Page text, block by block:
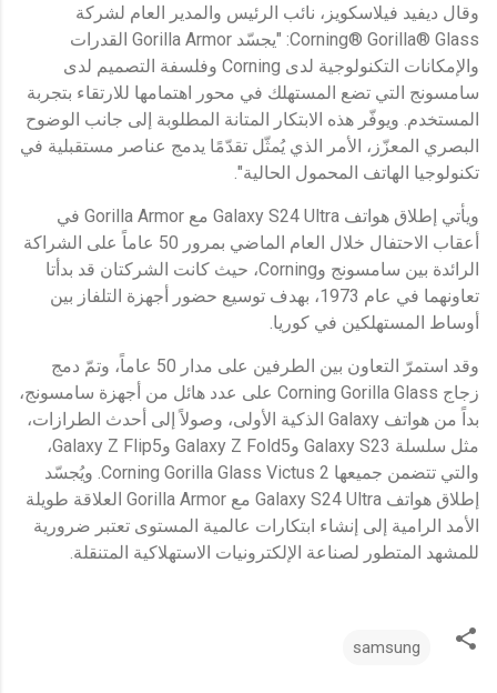
وقال ديفيد فيلاسكويز، نائب الرئيس والمدير العام لشركة
Corning® Gorilla® Glass: "يجسّد Gorilla Armor القدرات
والإمكانات التكنولوجية لدى Corning وفلسفة التصميم لدى
سامسونج التي تضع المستهلك في محور اهتمامها للارتقاء بتجربة
المستخدم. ويوفّر هذه الابتكار المتانة المطلوبة إلى جانب الوضوح
البصري المعزّز، الأمر الذي يُمثّل تقدّمًا يدمج عناصر مستقبلية في
تكنولوجيا الهاتف المحمول الحالية".
ويأتي إطلاق هواتف Galaxy S24 Ultra مع Gorilla Armor في
أعقاب الاحتفال خلال العام الماضي بمرور 50 عاماً على الشراكة
الرائدة بين سامسونج وCorning، حيث كانت الشركتان قد بدأتا
تعاونهما في عام 1973، بهدف توسيع حضور أجهزة التلفاز بين
أوساط المستهلكين في كوريا.
وقد استمرّ التعاون بين الطرفين على مدار 50 عاماً، وتمّ دمج
زجاج Corning Gorilla Glass على عدد هائل من أجهزة سامسونج،
بداً من هواتف Galaxy الذكية الأولى، وصولاً إلى أحدث الطرازات،
مثل سلسلة Galaxy S23 وGalaxy Z Fold5 وGalaxy Z Flip5،
والتي تتضمن جميعها Corning Gorilla Glass Victus 2. ويُجسّد
إطلاق هواتف Galaxy S24 Ultra مع Gorilla Armor العلاقة طويلة
الأمد الرامية إلى إنشاء ابتكارات عالمية المستوى تعتبر ضرورية
للمشهد المتطور لصناعة الإلكترونيات الاستهلاكية المتنقلة.
samsung